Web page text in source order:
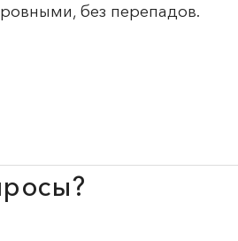
без перепадов.